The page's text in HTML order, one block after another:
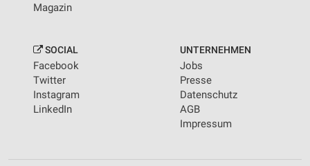
Magazin
SOCIAL
Facebook
Twitter
Instagram
LinkedIn
UNTERNEHMEN
Jobs
Presse
Datenschutz
AGB
Impressum